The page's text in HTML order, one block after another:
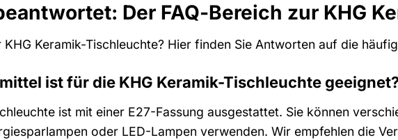
Der FAQ-Bereich zur KHG
KHG Keramik-Tischleuchte? Hier finden Sie Antworten auf die
ist für die KHG Keramik-Tischleuchte
ist mit einer E27-Fassung ausgestattet. Sie können
oder LED-Lampen verwenden. Wir empfehlen die